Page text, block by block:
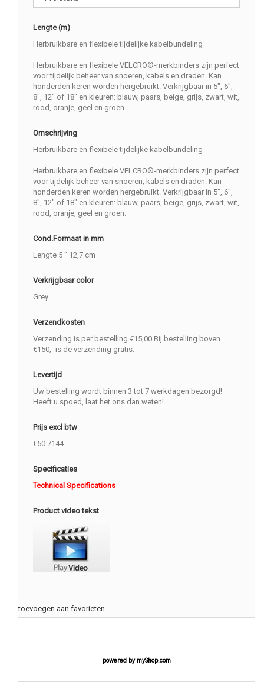
Lengte (m)
Herbruikbare en flexibele tijdelijke kabelbundeling
Herbruikbare en flexibele VELCRO®-merkbinders zijn perfect
voor tijdelijk beheer van snoeren, kabels en draden. Kan
honderden keren worden hergebruikt. Verkrijgbaar in 5", 6",
8", 12" of 18" en kleuren: blauw, paars, beige, grijs, zwart, wit,
rood, oranje, geel en groen.
Omschrijving
Herbruikbare en flexibele tijdelijke kabelbundeling
Herbruikbare en flexibele VELCRO®-merkbinders zijn perfect
voor tijdelijk beheer van snoeren, kabels en draden. Kan
honderden keren worden hergebruikt. Verkrijgbaar in 5", 6",
8", 12" of 18" en kleuren: blauw, paars, beige, grijs, zwart, wit,
rood, oranje, geel en groen.
Cond.Formaat in mm
Lengte 5 " 12,7 cm
Verkrijgbaar color
Grey
Verzendkosten
Verzending is per bestelling €15,00 Bij bestelling boven
€150,- is de verzending gratis.
Levertijd
Uw bestelling wordt binnen 3 tot 7 werkdagen bezorgd!
Heeft u spoed, laat het ons dan weten!
Prijs excl btw
€50.7144
Specificaties
Technical Specifications
Product video tekst
toevoegen aan favorieten
powered by myShop.com